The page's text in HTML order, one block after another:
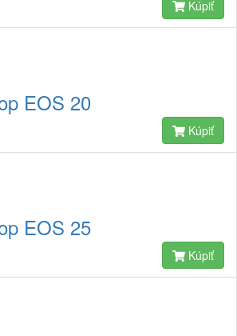
Kúpiť
EOS 20
Kúpiť
EOS 25
Kúpiť